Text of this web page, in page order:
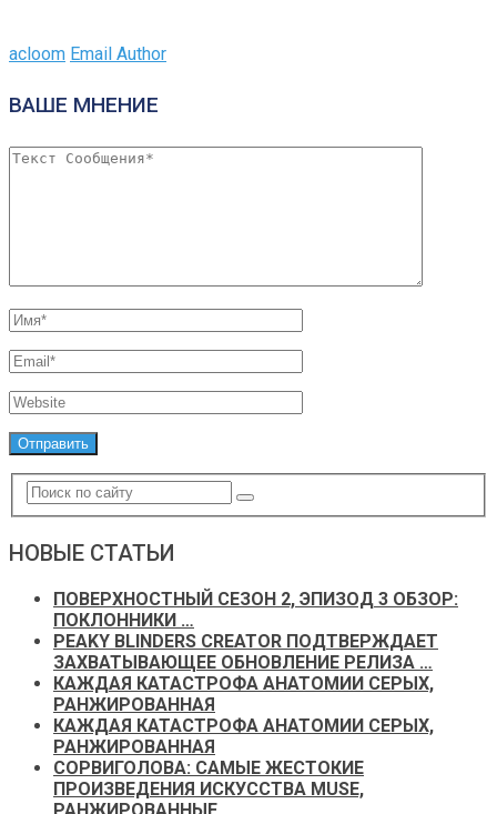
acloom Email Author
ВАШЕ МНЕНИЕ
НОВЫЕ СТАТЬИ
ПОВЕРХНОСТНЫЙ СЕЗОН 2, ЭПИЗОД 3 ОБЗОР:
ПОКЛОННИКИ …
PEAKY BLINDERS CREATOR ПОДТВЕРЖДАЕТ
ЗАХВАТЫВАЮЩЕЕ ОБНОВЛЕНИЕ РЕЛИЗА …
КАЖДАЯ КАТАСТРОФА АНАТОМИИ СЕРЫХ,
РАНЖИРОВАННАЯ
КАЖДАЯ КАТАСТРОФА АНАТОМИИ СЕРЫХ,
РАНЖИРОВАННАЯ
СОРВИГОЛОВА: САМЫЕ ЖЕСТОКИЕ
ПРОИЗВЕДЕНИЯ ИСКУССТВА MUSE,